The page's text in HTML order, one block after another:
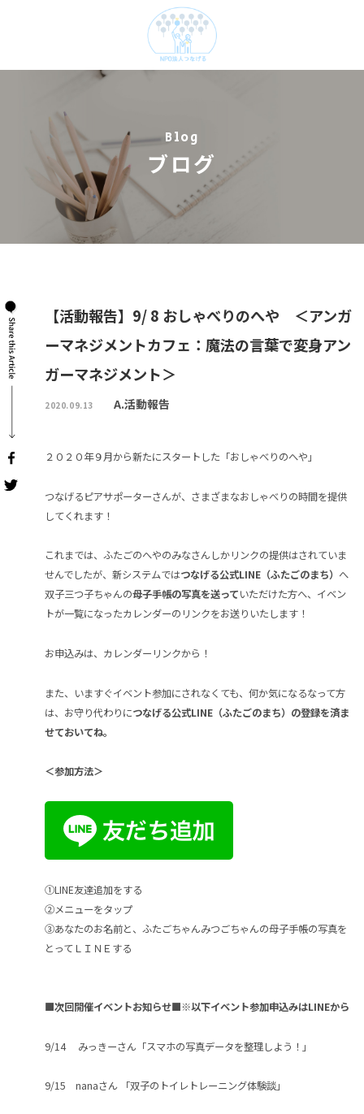
Blog
ブログ
【活動報告】9/ 8 おしゃべりのへや ＜アンガ
ーマネジメントカフェ：魔法の言葉で変身アン
ガーマネジメント＞
2020.09.13 A.活動報告
２０２０年９月から新たにスタートした「おしゃべりのへや」
つなげるピアサポーターさんが、さまざまなおしゃべりの時間を提供
してくれます！
これまでは、ふたごのへやのみなさんしかリンクの提供はされていま
せんでしたが、新システムではつなげる公式LINE（ふたごのまち） へ
双子三つ子ちゃんの母子手帳の写真を送っていただけた方へ、イベン
トが一覧になったカレンダーのリンクをお送りいたします！
お申込みは、カレンダーリンクから！
また、いますぐイベント参加にされなくても、何か気になるなって方
は、お守り代わりにつなげる公式LINE（ふたごのまち）の登録を済ま
せておいてね。
＜参加方法＞
①LINE友達追加をする
②メニューをタップ
③あなたのお名前と、ふたごちゃんみつごちゃんの母子手帳の写真を
とってＬＩＮＥする
■次回開催イベントお知らせ■※以下イベント参加申込みはLINEから
9/14 みっきーさん「スマホの写真データを整理しよう！」
9/15 nanaさん 「双子のトイレトレーニング体験談」